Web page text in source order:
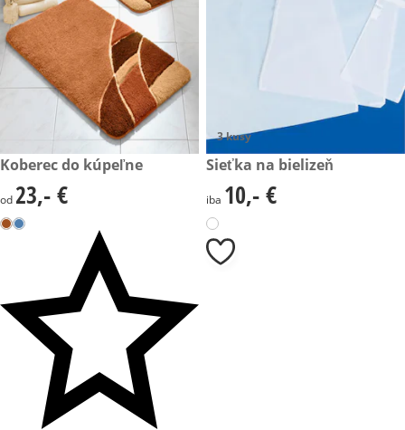
23,- €
Koberec do kúpeľne
23,- €
od 23,- €
3 kusy
10,- €
Sieťka na bielizeň
10,- €
iba 10,- €